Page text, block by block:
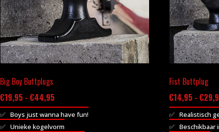
Big Boy Buttplugs
€19,95 - €44,95
€19,95
tot
Boys just wanna have fun!
Unieke kogelvorm
kan
gekozen
worden
op
de
productpagina
Fist Buttplug
€14,95 - €
Realistisch
Beschikbaar
kan
gekozen
worden
op
de
productpagina